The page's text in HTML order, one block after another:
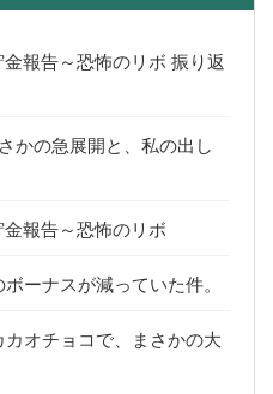
報告～恐怖のリボ 振り返
かの急展開と、私の出し
報告～恐怖のリボ
ーナスが減っていた件。
オチョコで、まさかの大